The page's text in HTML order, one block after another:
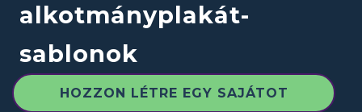
alkotmányplakát-
sablonok
HOZZON LÉTRE EGY SAJÁTOT